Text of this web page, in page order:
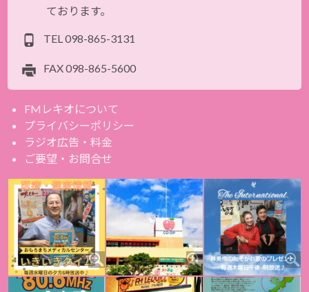
ております。
TEL098-865-3131
FAX098-865-5600
FMレキオについて
プライバシーポリシー
ラジオ広告・料金
ご要望・お問合せ